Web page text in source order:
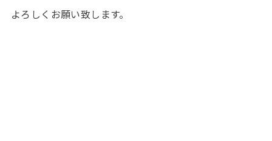
よろしくお願い致します。